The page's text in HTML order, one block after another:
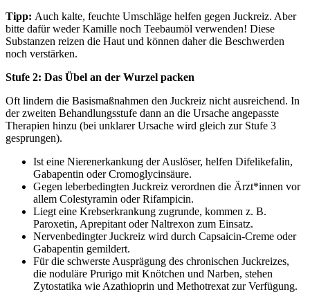
Tipp: Auch kalte, feuchte Umschläge helfen gegen Juckreiz. Aber
bitte dafür weder Kamille noch Teebaumöl verwenden! Diese
Substanzen reizen die Haut und können daher die Beschwerden
noch verstärken.
Stufe 2: Das Übel an der Wurzel packen
Oft lindern die Basismaßnahmen den Juckreiz nicht ausreichend. In
der zweiten Behandlungsstufe dann an die Ursache angepasste
Therapien hinzu (bei unklarer Ursache wird gleich zur Stufe 3
gesprungen).
Ist eine Nierenerkankung der Auslöser, helfen Difelikefalin,
Gabapentin oder Cromoglycinsäure.
Gegen leberbedingten Juckreiz verordnen die Ärzt*innen vor
allem Colestyramin oder Rifampicin.
Liegt eine Krebserkrankung zugrunde, kommen z. B.
Paroxetin, Aprepitant oder Naltrexon zum Einsatz.
Nervenbedingter Juckreiz wird durch Capsaicin-Creme oder
Gabapentin gemildert.
Für die schwerste Ausprägung des chronischen Juckreizes,
die noduläre Prurigo mit Knötchen und Narben, stehen
Zytostatika wie Azathioprin und Methotrexat zur Verfügung.